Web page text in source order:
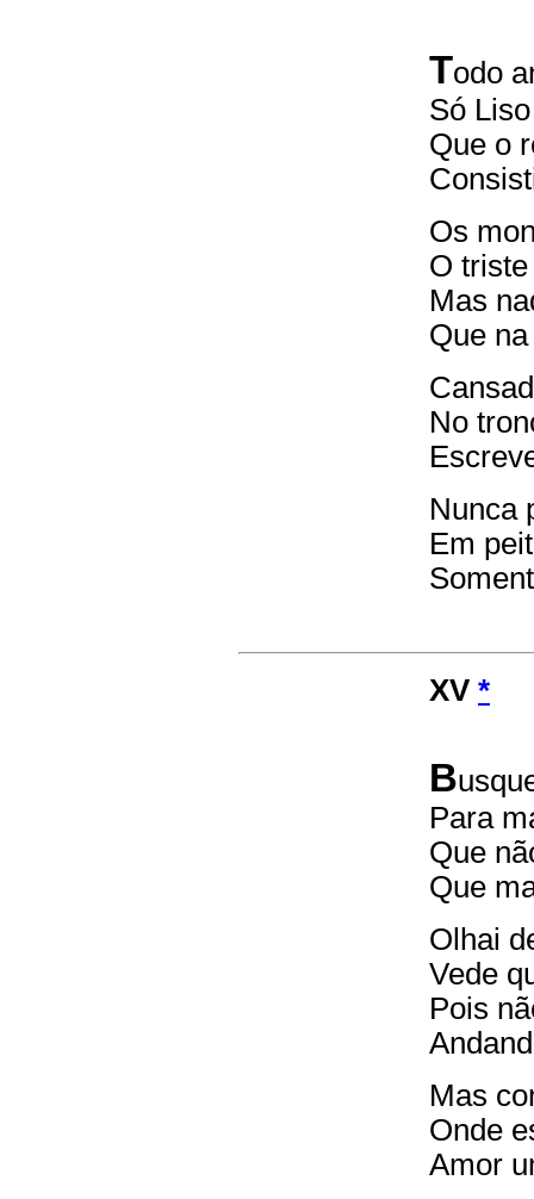
Todo
Só
Que o
Os
O
Mas
Que
No
Nunca
Em
XV *
B
Para
Que
Que
Olhai
Vede
Pois
Mas
Onde
Amor